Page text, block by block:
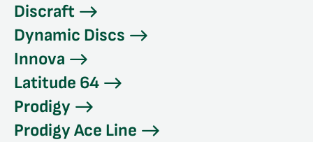
Discraft
Dynamic Discs
Innova
Latitude 64
Prodigy
Prodigy Ace Line